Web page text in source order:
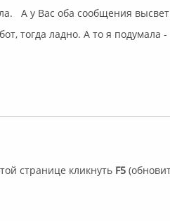
А у Вас оба сообщения
тогда ладно. А то я подумала
странице кликнуть F5